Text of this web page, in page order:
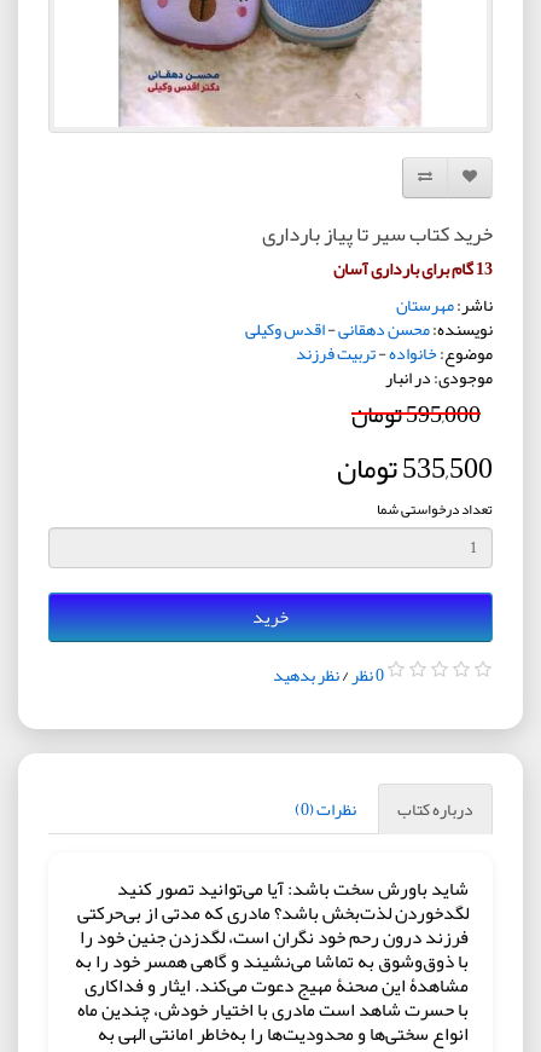
افزودن به لیست دلخواه
مقایسه این محصول
خرید کتاب سیر تا پیاز بارداری
13 گام برای بارداری آسان
ناشر:مهرستان
نویسنده:محسن دهقانی-اقدس وکیلی
موضوع:خانواده-تربیت فرزند
موجودی: در انبار
595,000 تومان
535,500 تومان
تعداد درخواستی شما
خرید
0 نظر /نظر بدهید
درباره کتاب نظرات (0)
شاید باورش سخت باشد: آیا می‌توانید تصور کنید
لگدخوردن لذت‌بخش باشد؟ مادری که مدتی از بی‌حرکتی
فرزند درون رحم خود نگران است، لگدزدن جنین خود را
با ذوق‌وشوق به تماشا می‌نشیند و گاهی همسر خود را به
مشاهدۀ این صحنۀ مهیج دعوت می‌کند. ایثار و فداکاری
با حسرت شاهد است مادری با اختیار خودش، چندین ماه
انواع سختی‌ها و محدودیت‌ها را به‌خاطر امانتی الهی به